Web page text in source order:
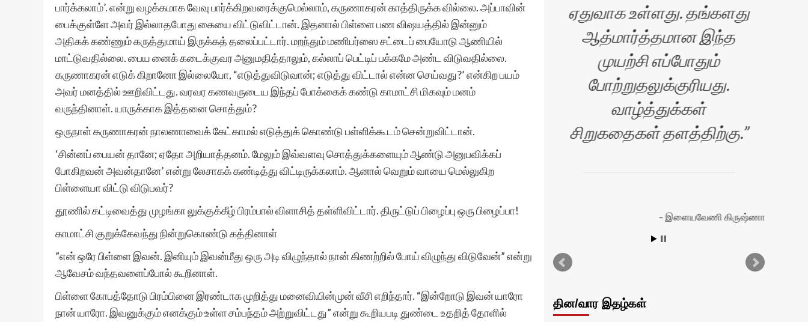
பார்க்கலாம்’. என்று வழக்கமாக வேவு பார்க்கிறவரைக்குமெல்லாம், கருணாகரன் காத்திருக்க வில்லை. அப்பாவின்
பைக்குள்ளே அவர் இல்லாதபோது கையை விட்டுவிட்டான். இதனால் பிள்ளை பண விஷயத்தில் இன்னும்
அதிகக் கண்ணும் கருத்துமாய் இருக்கத் தலைப்பட்டார். மறந்தும் மணிபர்ஸை சட்டைப் பையோடு ஆணியில்
மாட்டுவதில்லை. பைய னைக் கடைக்குவர அனுமதித்தாலும், கல்லாப் பெட்டிப் பக்கமே அண்ட விடுவதில்லை.
கருணாகரன் எடுக் கிறானோ இல்லையோ, “எடுத்துவிடுவான்; எடுத்து விட்டால் என்ன செய்வது?’ என்கிற பயம்
அவர் மனத்தில் ஊறிவிட்டது. வரவர கணவருடைய இந்தப் போக்கைக் கண்டு காமாட்சி மிகவும் மனம்
வருந்தினாள். யாருக்காக இத்தனை சொத்தும்?
ஒருநாள் கருணாகரன் நாலணாவைக் கேட்காமல் எடுத்துக் கொண்டு பள்ளிக்கூடம் சென்றுவிட்டான்.
‘சின்னப் பையன் தானே; ஏதோ அறியாத்தனம். மேலும் இவ்வளவு சொத்துக்களையும் ஆண்டு அனுபவிக்கப்
போகிறவன் அவன்தானே’ என்று லேசாகக் கண்டித்து விட்டிருக்கலாம். ஆனால் வெறும் வாயை மெல்லுகிற
பிள்ளையா விட்டு விடுபவர்?
தூணில் கட்டிவைத்து முழங்கா லுக்குக்கீழ் பிரம்பால் விளாசித் தள்ளிவிட்டார். திருட்டுப் பிழைப்பு ஒரு பிழைப்பா!
காமாட்சி குறுக்கேவந்து நின்றுகொண்டு கத்தினாள்
”என் ஒரே பிள்ளை இவன். இனியும் இவன்மீது ஒரு அடி விழுந்தால் நான் கிணற்றில் போய் விழுந்து விடுவேன்” என்று
ஆவேசம் வந்தவளைப்போல் கூறினாள்.
பிள்ளை கோபத்தோடு பிரம்பினை இரண்டாக முறித்து மனைவியின்முன் வீசி எறிந்தார். “இன்றோடு இவன் யாரோ
நான் யாரோ. இவனுக்கும் எனக்கும் உள்ள சம்பந்தம் அற்றுவிட்டது” என்று கூறியபடி துண்டை உதறித் தோளில்
ஒரு வாய்ப்பு. குறுகிய
காலத்தில் பதிவேற்றம்
செய்வது எங்களை
நெகிழச்செய்கிறது. தங்கள்
ஆத்மார்த்தமான
வாழ்த்துகள்.
ஏதுவாக உள்ளது. தங்களது
ஆத்மார்த்தமான இந்த
முயற்சி எப்போதும்
போற்றுதலுக்குரியது.
வாழ்த்துக்கள்
சிறுகதைகள் தளத்திற்கு.
இளையவேணி கிருஷ்ணா
தின/வார இதழ்கள்